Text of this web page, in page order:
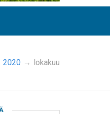
2020 → lokakuu